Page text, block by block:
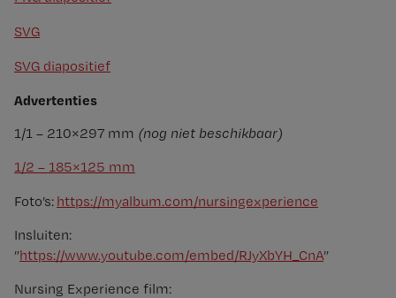
SVG
SVG diapositief
Advertenties
1/1 – 210×297 mm (nog niet beschikbaar)
1/2 – 185×125 mm
Foto’s: https://myalbum.com/nursingexperience
Insluiten:
”https://www.youtube.com/embed/RJyXbYH_CnA”
Nursing Experience film: